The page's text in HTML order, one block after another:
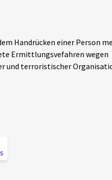
Handrücken einer Person
Ermittlungsvefahren wegen
und terroristischer